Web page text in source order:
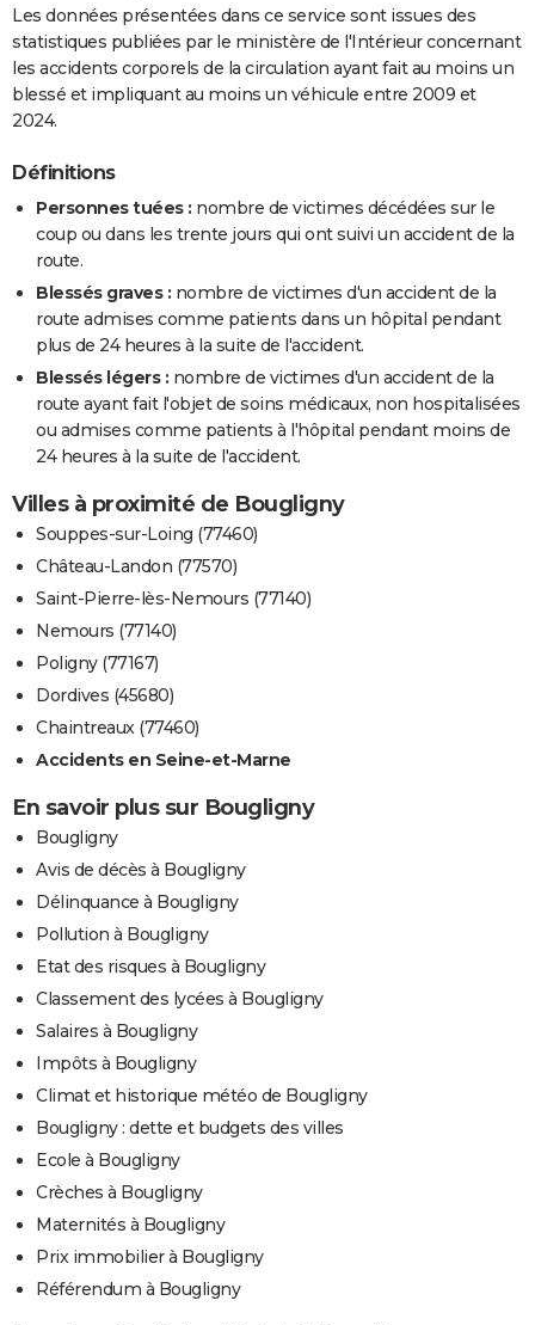
Les données présentées dans ce service sont issues des
statistiques publiées par le ministère de l'Intérieur concernant
les accidents corporels de la circulation ayant fait au moins un
blessé et impliquant au moins un véhicule entre 2009 et
2024.
Définitions
Personnes tuées : nombre de victimes décédées sur le
coup ou dans les trente jours qui ont suivi un accident de la
route.
Blessés graves : nombre de victimes d'un accident de la
route admises comme patients dans un hôpital pendant
plus de 24 heures à la suite de l'accident.
Blessés légers : nombre de victimes d'un accident de la
route ayant fait l'objet de soins médicaux, non hospitalisées
ou admises comme patients à l'hôpital pendant moins de
24 heures à la suite de l'accident.
Villes à proximité de Bougligny
Souppes-sur-Loing (77460)
Château-Landon (77570)
Saint-Pierre-lès-Nemours (77140)
Nemours (77140)
Poligny (77167)
Dordives (45680)
Chaintreaux (77460)
Accidents en Seine-et-Marne
En savoir plus sur Bougligny
Bougligny
Avis de décès à Bougligny
Délinquance à Bougligny
Pollution à Bougligny
Etat des risques à Bougligny
Classement des lycées à Bougligny
Salaires à Bougligny
Impôts à Bougligny
Climat et historique météo de Bougligny
Bougligny : dette et budgets des villes
Ecole à Bougligny
Crèches à Bougligny
Maternités à Bougligny
Prix immobilier à Bougligny
Référendum à Bougligny